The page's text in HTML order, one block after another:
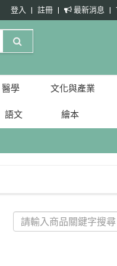
登入 註冊 最新消息
醫學 文化與產業
語文 繪本